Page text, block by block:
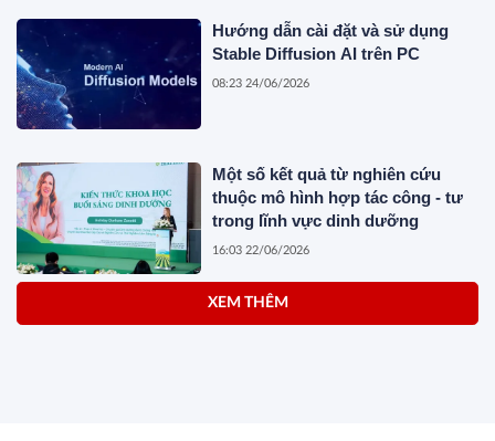
Hướng dẫn cài đặt và sử dụng
Stable Diffusion AI trên PC
08:23 24/06/2026
Một số kết quả từ nghiên cứu
thuộc mô hình hợp tác công - tư
trong lĩnh vực dinh dưỡng
16:03 22/06/2026
XEM THÊM